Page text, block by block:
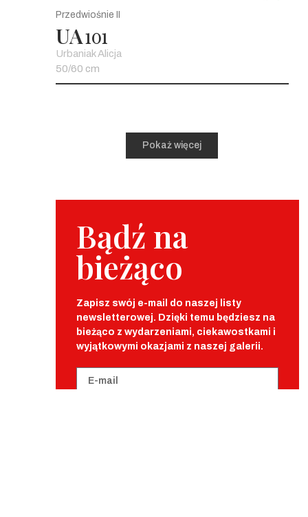
Przedwiośnie II
UA101
Urbaniak Alicja
50/60 cm
Pokaż więcej
Bądź na
bieżąco
Zapisz swój e-mail do naszej listy
newsletterowej. Dzięki temu będziesz na
bieżąco z wydarzeniami, ciekawostkami i
wyjątkowymi okazjami z naszej galerii.